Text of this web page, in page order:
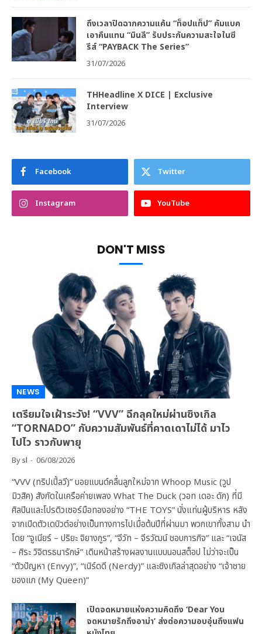
ถึงเวลาปิดฉากความแค้น “ท็อปแท็ป” คัมแบค
เอาคืนแทน “มินลี” รับประกันความสะใจในซี
รีส์ “PAYBACK The Series”
31/07/2026
THHeadline X DICE | Exclusive
Interview
31/07/2026
Facebook Twitter
Instagram YouTube
DON'T MISS
NEWS
เตรียมใจเฝ้าระวัง! “VVV” ฉีกลุคใหม่ผ่านซิงเกิล
“TORNADO” กับความสัมพันธ์ที่คาดเดาไม่ได้ มาไว
ไปไว ราวกับพายุ
Bysl 06/08/2026
“VVV (ทริปเปิ้ลวี)” บอยแบนด์คลื่นลูกใหม่จาก Whoop Music (วูป
มิวสิค) สังกัดในเครือค่ายเพลง What The Duck (วอท เดอะ ดัก) ที่มี
ศิลปินและโปรดิวเซอร์มือทองอย่าง “THE TOYS” นั่งแท่นผู้บริหาร หลัง
จากเปิดตัวเดบิวต์อย่างเป็นทางการไปเมื่อต้นปีที่ผ่านมา พวกเขาทั้งสาม นำ
โดย “จูเนียร์ – ปริยะ จิยางกูร”, “จีวัท – จีรวัฒน์ ชอบการกิจ” และ “เจนัส
– ศิระ วิจิตรธนารักษ์” เดินหน้าสร้างผลงานแบบนอนสต็อป ไม่ว่าจะเป็น
“ตัวปัญหา (Envy)”, “เนิร์ดดี (Nerdy)” และซิงเกิลล่าสุดอย่าง “เจ้าชาย
ของแก (My Queen)”
เปิดจดหมายแห่งความคิดถึง ‘Dear You
จดหมายรักถึงอาม่า’ ส่งต่อความอบอุ่นถึงแฟน